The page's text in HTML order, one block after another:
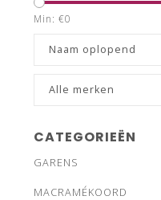
Min: €0
Naam oplopend
Alle merken
CATEGORIEËN
GARENS
MACRAMÉKOORD